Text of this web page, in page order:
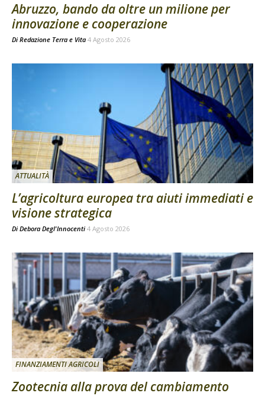
Abruzzo, bando da oltre un milione per
innovazione e cooperazione
Di Redazione Terra e Vita 4 Agosto 2026
ATTUALITÀ
L’agricoltura europea tra aiuti immediati e
visione strategica
Di Debora Degl'Innocenti 4 Agosto 2026
FINANZIAMENTI AGRICOLI
Zootecnia alla prova del cambiamento